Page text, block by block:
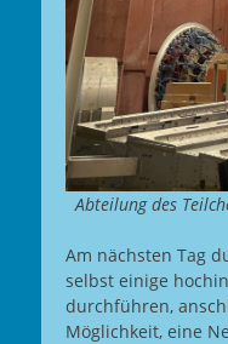
Abteilung des
Am nächsten Tag
selbst einige
durchführen,
Möglichkeit, eine